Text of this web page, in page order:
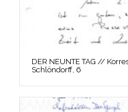
DER NEUNTE TAG //
Schlöndorff, 6